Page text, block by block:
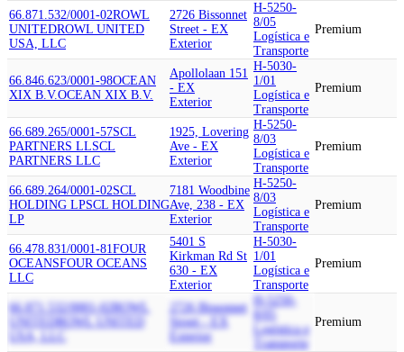
66.871.532/0001-02ROWL
UNITEDROWL UNITED
USA, LLC
2726 Bissonnet
Street - EX
Exterior
H-5250-
8/05
Logística e
Transporte
Premium
66.846.623/0001-98OCEAN
XIX B.V.OCEAN XIX B.V.
Apollolaan 151
- EX
Exterior
H-5030-
1/01
Logística e
Transporte
Premium
66.689.265/0001-57SCL
PARTNERS LLSCL
PARTNERS LLC
1925, Lovering
Ave - EX
Exterior
H-5250-
8/03
Logística e
Transporte
Premium
66.689.264/0001-02SCL
HOLDING LPSCL HOLDING
LP
7181 Woodbine
Ave, 238 - EX
Exterior
H-5250-
8/03
Logística e
Transporte
Premium
66.478.831/0001-81FOUR
OCEANSFOUR OCEANS
LLC
5401 S
Kirkman Rd St
630 - EX
Exterior
H-5030-
1/01
Logística e
Transporte
Premium
66.871.532/0001-02ROWL
ROWL UNITED
USA, LLC
2726 Bissonnet
Street - EX
Exterior
H-5250-
Logística e
Transporte
Premium